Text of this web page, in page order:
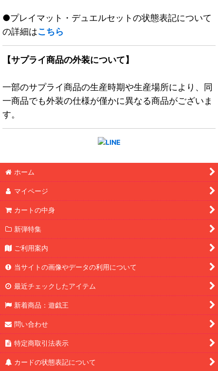
●プレイマット・デュエルセットの状態表記について
の詳細はこちら
【サプライ商品の外装について】
一部のサプライ商品の生産時期や生産場所により、同
一商品でも外装の仕様が僅かに異なる商品がございま
す。
ホーム
マイページ
カートの中身
新弾特集
ご利用案内
当サイトの画像やデータの利用について
最近チェックしたアイテム
新着商品：遊戯王
問い合わせ
特定商取引法表示
カードの状態表記について